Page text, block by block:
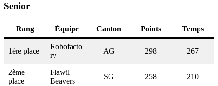
Senior
Rang Équipe Canton Points Temps
1ère place
Robofacto
ry
AG 298 267
2ème
place
Flawil
Beavers
SG 258 210